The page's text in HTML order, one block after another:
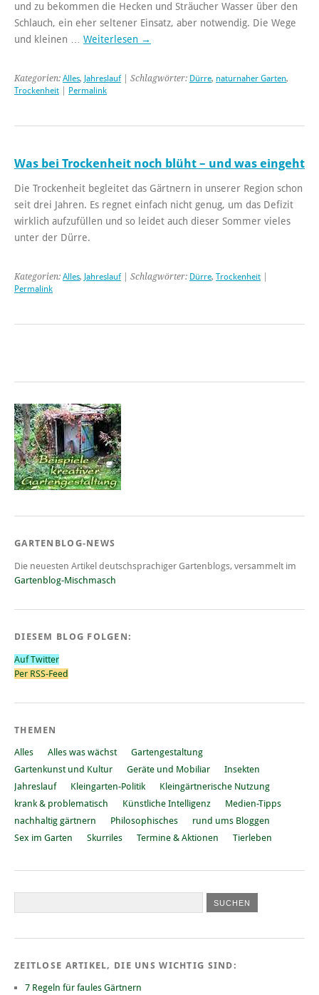
und zu bekommen die Hecken und Sträucher Wasser über den
Schlauch, ein eher seltener Einsatz, aber notwendig. Die Wege
und kleinen … Weiterlesen →
Kategorien: Alles, Jahreslauf| Schlagwörter: Dürre, naturnaher Garten,
Trockenheit
Permalink
Was bei Trockenheit noch blüht – und was eingeht
Die Trockenheit begleitet das Gärtnern in unserer Region schon
seit drei Jahren. Es regnet einfach nicht genug, um das Defizit
wirklich aufzufüllen und so leidet auch dieser Sommer vieles
unter der Dürre.
Kategorien: Alles, Jahreslauf| Schlagwörter: Dürre, Trockenheit
Permalink
GARTENBLOG-NEWS
Die neuesten Artikel deutschsprachiger Gartenblogs, versammelt im
Gartenblog-Mischmasch
DIESEM BLOG FOLGEN:
Auf Twitter
Per RSS-Feed
THEMEN
Alles Alles was wächst
Gartengestaltung
Gartenkunst und Kultur
Geräte und Mobiliar
Insekten
Jahreslauf
Kleingarten-Politik
Kleingärtnerische Nutzung
krank & problematisch
Künstliche Intelligenz
Medien-Tipps
nachhaltig gärtnern
Philosophisches
rund ums Bloggen
Sex im Garten
Skurriles Termine & Aktionen Tierleben
ZEITLOSE ARTIKEL, DIE UNS WICHTIG SIND:
7 Regeln für faules Gärtnern